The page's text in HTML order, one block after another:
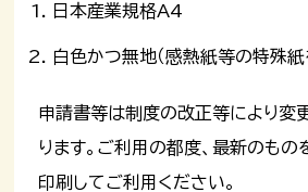
日本産業規格A4
白色かつ無地（感熱紙等の特殊紙
申請書等は制度の改正等により変
ります。ご利用の都度、最新のもの
印刷してご利用ください。